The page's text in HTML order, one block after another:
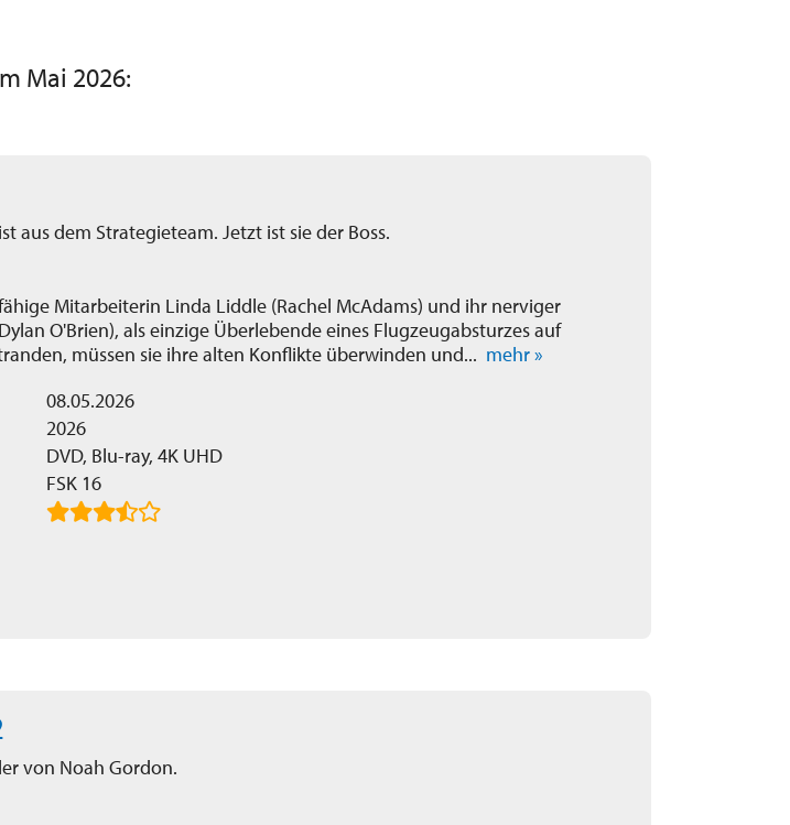
Mai 2026:
aus dem Strategieteam. Jetzt ist sie der Boss.
Mitarbeiterin Linda Liddle (Rachel McAdams) und ihr nerviger
O'Brien), als einzige Überlebende eines Flugzeugabsturzes auf
müssen sie ihre alten Konflikte überwinden und... mehr »
08.05.2026
2026
DVD, Blu-ray, 4K UHD
FSK 16
von Noah Gordon.